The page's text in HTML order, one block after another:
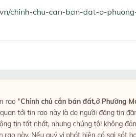
chinh-chu-can-ban-dat-o-
rao "Chính chủ cần bán đất,ở Phường
tới tin rao này là do người đăng tin
tin tốt nhất, nhưng chúng tôi không
rao này. Nếu quý vị phát hiện có sai sót